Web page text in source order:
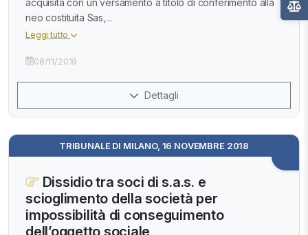
acquisita con un versamento a titolo di conferimento alla
neo costituita Sas,...
Leggi tutto
08/11/2019
Dettagli
TRIBUNALE DI MILANO, 16 NOVEMBRE 2018
Dissidio tra soci di s.a.s. e
scioglimento della società per
impossibilità di conseguimento
dell’oggetto sociale